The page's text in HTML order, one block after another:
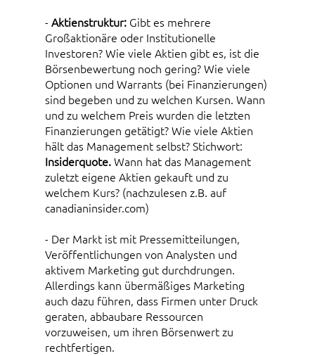
- Aktienstruktur: Gibt es mehrere
Großaktionäre oder Institutionelle
Investoren? Wie viele Aktien gibt es, ist die
Börsenbewertung noch gering? Wie viele
Optionen und Warrants (bei Finanzierungen)
sind begeben und zu welchen Kursen. Wann
und zu welchem Preis wurden die letzten
Finanzierungen getätigt? Wie viele Aktien
hält das Management selbst? Stichwort:
Insiderquote.Wann hat das Management
zuletzt eigene Aktien gekauft und zu
welchem Kurs? (nachzulesen z.B. auf
canadianinsider.com)
- Der Markt ist mit Pressemitteilungen,
Veröffentlichungen von Analysten und
aktivem Marketing gut durchdrungen.
Allerdings kann übermäßiges Marketing
auch dazu führen, dass Firmen unter Druck
geraten, abbaubare Ressourcen
vorzuweisen, um ihren Börsenwert zu
rechtfertigen.